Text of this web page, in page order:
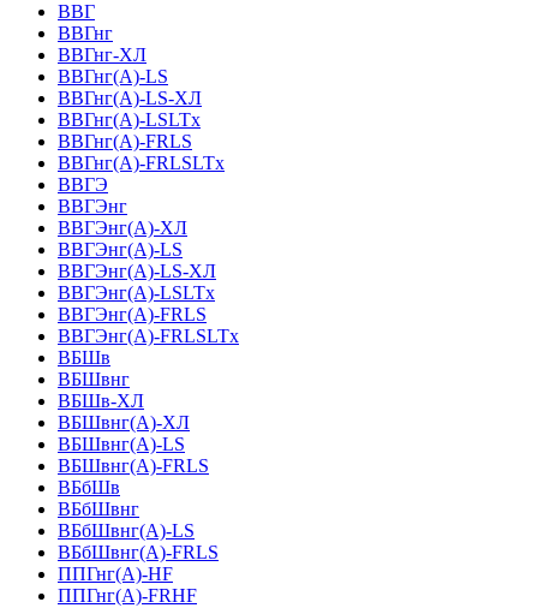
ВВГ
ВВГнг
ВВГнг-ХЛ
ВВГнг(А)-LS
ВВГнг(А)-LS-ХЛ
ВВГнг(А)-LSLTx
ВВГнг(А)-FRLS
ВВГнг(А)-FRLSLTx
ВВГЭ
ВВГЭнг
ВВГЭнг(A)-ХЛ
ВВГЭнг(А)-LS
ВВГЭнг(А)-LS-ХЛ
ВВГЭнг(А)-LSLTx
ВВГЭнг(А)-FRLS
ВВГЭнг(А)-FRLSLTx
ВБШв
ВБШвнг
ВБШв-ХЛ
ВБШвнг(A)-ХЛ
ВБШвнг(A)-LS
ВБШвнг(A)-FRLS
ВБбШв
ВБбШвнг
ВБбШвнг(A)-LS
ВБбШвнг(A)-FRLS
ППГнг(А)-HF
ППГнг(А)-FRHF